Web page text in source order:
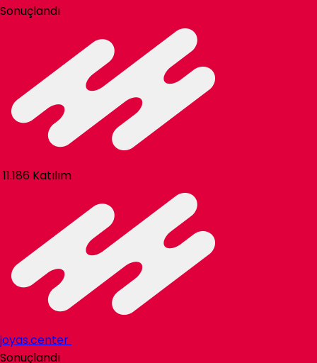
Sonuçlandı
11.186 Katılım
joyas.center
Sonuçlandı